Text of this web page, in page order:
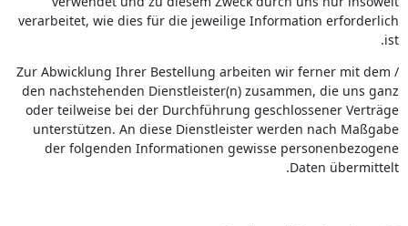
verarbeitet, wie dies für die jeweilige Information erforderlich
ist.
Zur Abwicklung Ihrer Bestellung arbeiten wir ferner mit dem /
den nachstehenden Dienstleister(n) zusammen, die uns ganz
oder teilweise bei der Durchführung geschlossener Verträge
unterstützen. An diese Dienstleister werden nach Maßgabe
der folgenden Informationen gewisse personenbezogene
Daten übermittelt.